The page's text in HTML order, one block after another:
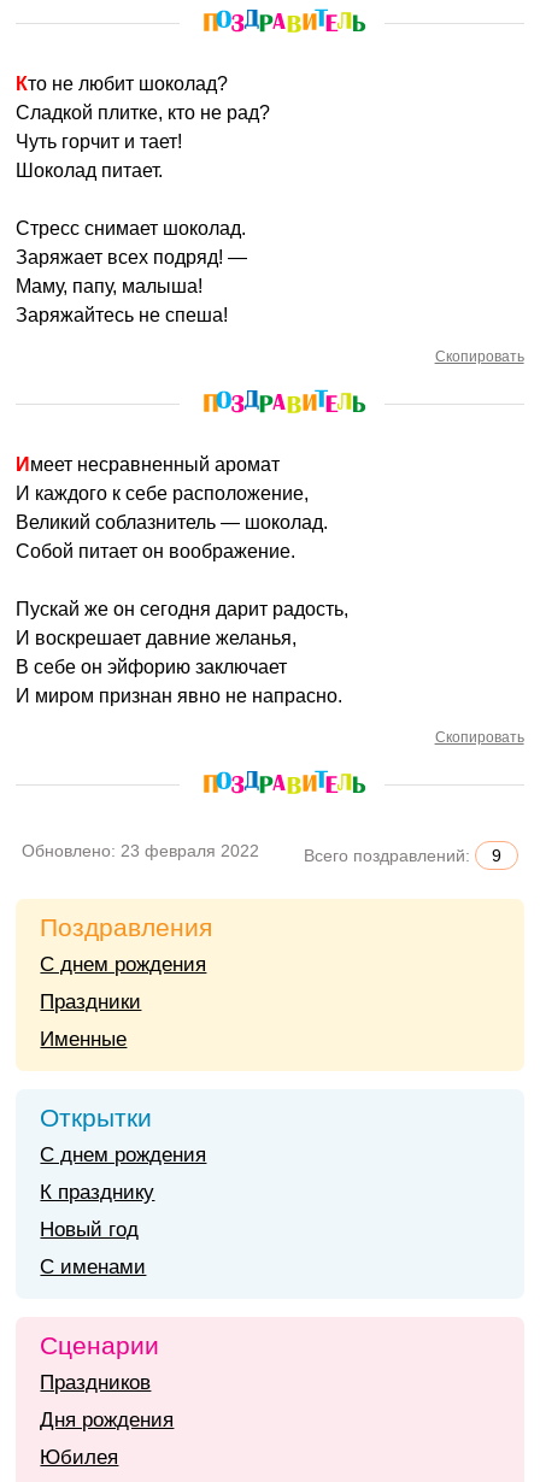
Кто не любит шоколад?
Сладкой плитке, кто не рад?
Чуть горчит и тает!
Шоколад питает.
Стресс снимает шоколад.
Заряжает всех подряд! —
Маму, папу, малыша!
Заряжайтесь не спеша!
Скопировать
Имеет несравненный аромат
И каждого к себе расположение,
Великий соблазнитель — шоколад.
Собой питает он воображение.
Пускай же он сегодня дарит радость,
И воскрешает давние желанья,
В себе он эйфорию заключает
И миром признан явно не напрасно.
Скопировать
Обновлено: 23 февраля 2022 Всего поздравлений: 9
Поздравления
С днем рождения
Праздники
Именные
Открытки
С днем рождения
К празднику
Новый год
С именами
Сценарии
Праздников
Дня рождения
Юбилея